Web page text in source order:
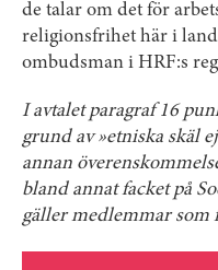
de talar om det för
religionsfrihet här i
ombudsman i HRF:s
I avtalet paragraf 16
grund av »etniska skäl
annan
bland annat facket på
gäller medlemmar som